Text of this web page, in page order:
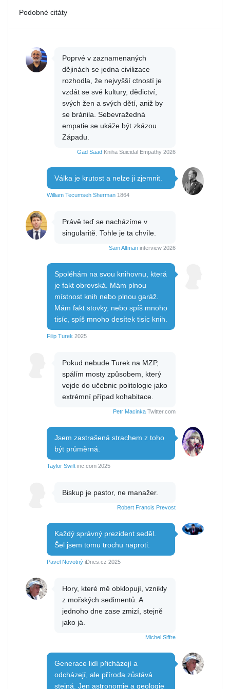
Podobné citáty
Poprvé v zaznamenaných
dějinách se jedna civilizace
rozhodla, že nejvyšší ctností je
vzdát se své kultury, dědictví,
svých žen a svých dětí, aniž by
se bránila. Sebevražedná
empatie se ukáže být zkázou
Západu.
Gad Saad Kniha Suicidal Empathy 2026
Válka je krutost a nelze ji zjemnit.
William Tecumseh Sherman 1864
Právě teď se nacházíme v
singularitě. Tohle je ta chvíle.
Sam Altman interview 2026
Spoléhám na svou knihovnu, která
je fakt obrovská. Mám plnou
místnost knih nebo plnou garáž.
Mám fakt stovky, nebo spíš mnoho
tisíc, spíš mnoho desítek tisíc knih.
Filip Turek 2025
Pokud nebude Turek na MZP,
spálím mosty způsobem, který
vejde do učebnic politologie jako
extrémní případ kohabitace.
Petr Macinka Twitter.com
Jsem zastrašená strachem z toho
být průměrná.
Taylor Swift inc.com 2025
Biskup je pastor, ne manažer.
Robert Francis Prevost
Každý správný prezident seděl.
Šel jsem tomu trochu naproti.
Pavel Novotný iDnes.cz 2025
Hory, které mě obklopují, vznikly
z mořských sedimentů. A
jednoho dne zase zmizí, stejně
jako já.
Michel Siffre
Generace lidí přicházejí a
odcházejí, ale příroda zůstává
stejná. Jen astronomie a geologie